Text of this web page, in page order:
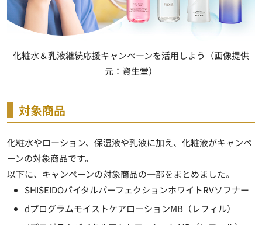
化粧水＆乳液継続応援キャンペーンを活用しよう（画像提供
元：資生堂）
対象商品
化粧水やローション、保湿液や乳液に加え、化粧液がキャンペ
ーンの対象商品です。
以下に、キャンペーンの対象商品の一部をまとめました。
SHISEIDOバイタルパーフェクションホワイトRVソフナー
dプログラムモイストケアローションMB（レフィル）